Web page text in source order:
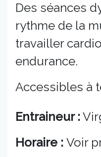
Des séances
rythme de la
travailler
endurance.
Accessibles à
Entraineur :
Horaire : Voir